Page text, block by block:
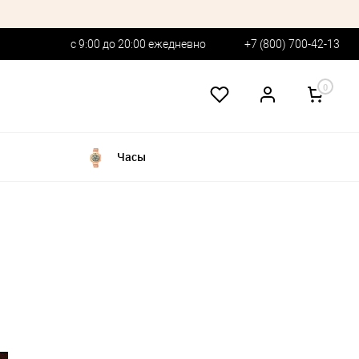
с 9:00 до 20:00 ежедневно +7 (800) 700-42-13
0
Часы